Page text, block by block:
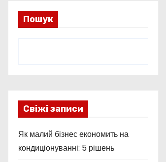
Пошук
Свіжі записи
Як малий бізнес економить на
кондиціонуванні: 5 рішень